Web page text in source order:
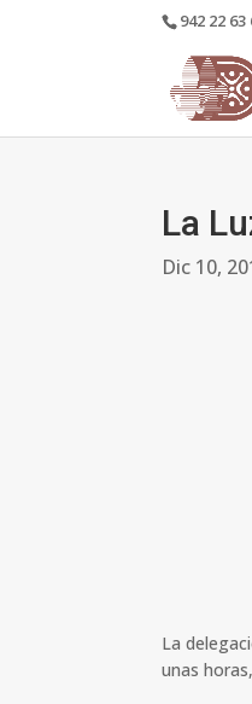
942 22 63
La
Dic 10,
La
unas